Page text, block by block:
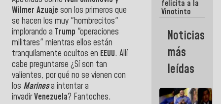
Wilmer Azuaje son los primeros que
se hacen los muy "hombrecitos"
implorando a Trump "operaciones
militares" mientras ellos están
tranquilamente ocultos en EEUU. Allí
cabe preguntarse ¿Sí son tan
valientes, por qué no se vienen con
los Marinesa intentar a
invadirVenezuela? Fantoches.
de
Maiquetía
felicita a la
Vinotinto
Sub 20
campeona
frente
México Sub
23 en los
Centroamericanos
Noticias
más
leídas